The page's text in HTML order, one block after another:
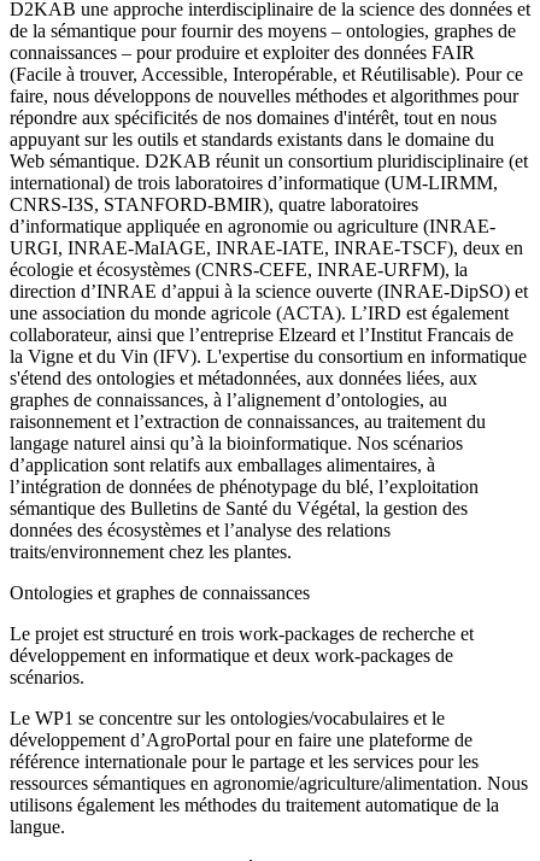
D2KAB une approche interdisciplinaire de la science des données et
de la sémantique pour fournir des moyens – ontologies, graphes de
connaissances – pour produire et exploiter des données FAIR
(Facile à trouver, Accessible, Interopérable, et Réutilisable). Pour ce
faire, nous développons de nouvelles méthodes et algorithmes pour
répondre aux spécificités de nos domaines d'intérêt, tout en nous
appuyant sur les outils et standards existants dans le domaine du
Web sémantique. D2KAB réunit un consortium pluridisciplinaire (et
international) de trois laboratoires d’informatique (UM-LIRMM,
CNRS-I3S, STANFORD-BMIR), quatre laboratoires
d’informatique appliquée en agronomie ou agriculture (INRAE-
URGI, INRAE-MaIAGE, INRAE-IATE, INRAE-TSCF), deux en
écologie et écosystèmes (CNRS-CEFE, INRAE-URFM), la
direction d’INRAE d’appui à la science ouverte (INRAE-DipSO) et
une association du monde agricole (ACTA). L’IRD est également
collaborateur, ainsi que l’entreprise Elzeard et l’Institut Francais de
la Vigne et du Vin (IFV). L'expertise du consortium en informatique
s'étend des ontologies et métadonnées, aux données liées, aux
graphes de connaissances, à l’alignement d’ontologies, au
raisonnement et l’extraction de connaissances, au traitement du
langage naturel ainsi qu’à la bioinformatique. Nos scénarios
d’application sont relatifs aux emballages alimentaires, à
l’intégration de données de phénotypage du blé, l’exploitation
sémantique des Bulletins de Santé du Végétal, la gestion des
données des écosystèmes et l’analyse des relations
traits/environnement chez les plantes.
Ontologies et graphes de connaissances
Le projet est structuré en trois work-packages de recherche et
développement en informatique et deux work-packages de
scénarios.
Le WP1 se concentre sur les ontologies/vocabulaires et le
développement d’AgroPortal pour en faire une plateforme de
référence internationale pour le partage et les services pour les
ressources sémantiques en agronomie/agriculture/alimentation. Nous
utilisons également les méthodes du traitement automatique de la
langue.